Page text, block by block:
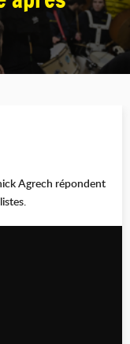
Agrech répondent